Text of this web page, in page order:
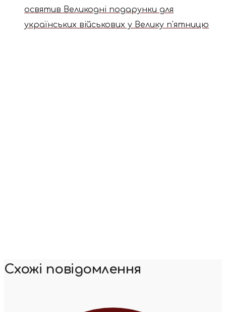
освятив Великодні подарунки для
українських військових у Велику п'ятницю
Схожі повідомлення